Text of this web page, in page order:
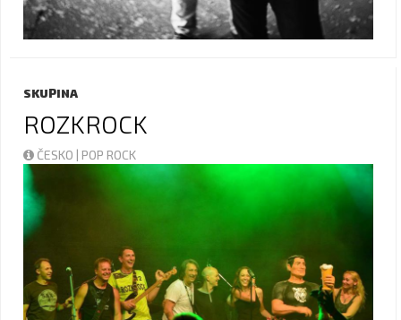
SKUPINA
ROZKROCK
ČESKO | POP ROCK